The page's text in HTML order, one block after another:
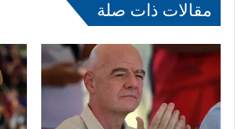
ا
ل
ف
ت
ل
ا
م
مقالات ذات صلة